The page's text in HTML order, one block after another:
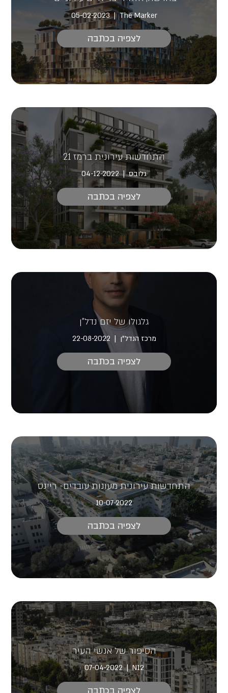
The Marker
05-02-2023
לצפיה בכתבה
התחדשות עירונית ברמז 21
גלובס 04-12-2022
לצפיה בכתבה
גלגולו של יזם נדל"ן
מרכז הנדל"ן 22-08-2022
לצפיה בכתבה
התחדשות עירונית מעונות עובדים- ריינס
10-07-2022
לצפיה בכתבה
הסיפור של אנשי העיר
N12
07-04-2022
לצפיה בכתבה